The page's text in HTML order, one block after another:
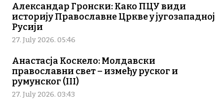
Александар Гронски: Како ПЦУ види
историју Православне Цркве у југозападној
Русији
27. July 2026. 05:46
Анастасја Коскело: Молдавски
православни свет – између руског и
румунског (III)
27. July 2026. 03:43